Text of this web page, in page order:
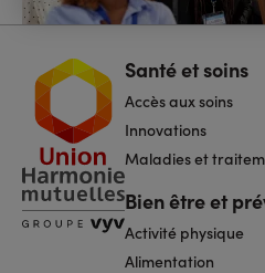
Navigation
pied
de
page
Santé et soins
Accès aux soins
Innovations
Maladies et
Bien être et
Activité physique
Alimentation